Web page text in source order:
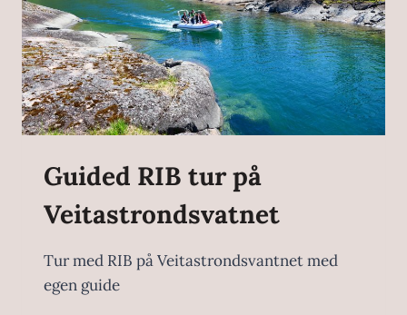
Guided RIB tur på
Veitastrondsvatnet
Tur med RIB på Veitastrondsvantnet med
egen guide